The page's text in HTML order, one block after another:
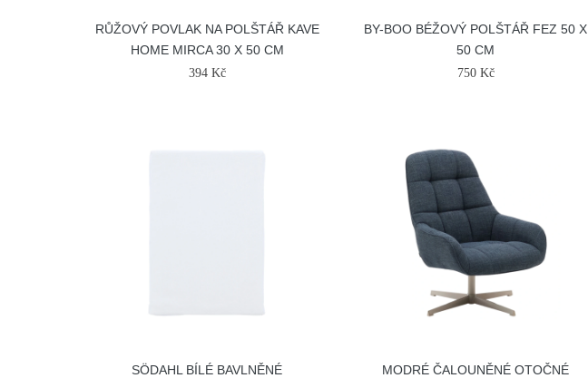
RŮŽOVÝ POVLAK NA POLŠTÁŘ KAVE
HOME MIRCA 30 X 50 CM
394 Kč
BY-BOO BÉŽOVÝ POLŠTÁŘ FEZ 50 X
50 CM
750 Kč
SÖDAHL BÍLÉ BAVLNĚNÉ
MODRÉ ČALOUNĚNÉ OTOČNÉ